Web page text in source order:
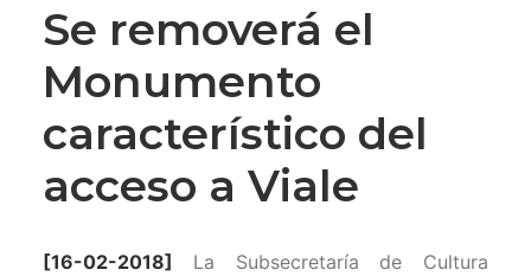
Se removerá el
Monumento
característico del
acceso a Viale
[16-02-2018] La Subsecretaría de Cultura